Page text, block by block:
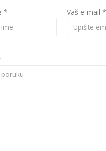
* Vaš e-mail *